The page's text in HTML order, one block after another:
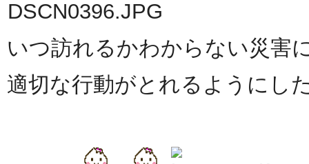
いつ訪れるかわからない災害
適切な行動がとれるようにし